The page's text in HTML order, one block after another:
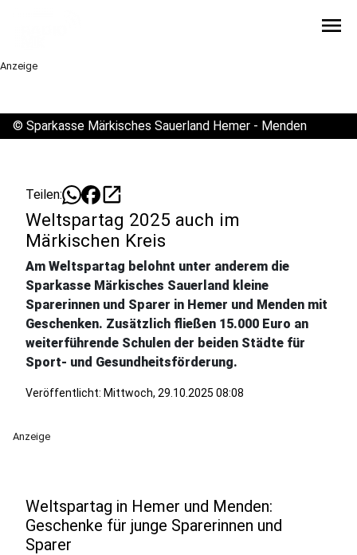
menu
Anzeige
© Sparkasse Märkisches Sauerland Hemer - Menden
Teilen: open_in_new
Weltspartag 2025 auch im
Märkischen Kreis
Am Weltspartag belohnt unter anderem die
Sparkasse Märkisches Sauerland kleine
Sparerinnen und Sparer in Hemer und Menden mit
Geschenken. Zusätzlich fließen 15.000 Euro an
weiterführende Schulen der beiden Städte für
Sport- und Gesundheitsförderung.
Veröffentlicht: Mittwoch, 29.10.2025 08:08
Anzeige
Weltspartag in Hemer und Menden:
Geschenke für junge Sparerinnen und
Sparer